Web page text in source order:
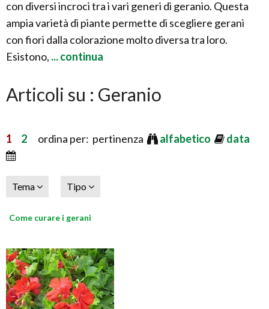
con diversi incroci tra i vari generi di geranio. Questa
ampia varietà di piante permette di scegliere gerani
con fiori dalla colorazione molto diversa tra loro.
Esistono, ... continua
Articoli su : Geranio
1 2 ordina per: pertinenza alfabetico data
Tema Tipo
Come curare i gerani